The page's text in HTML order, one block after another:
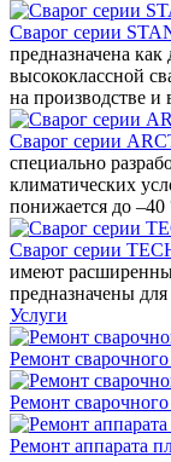
Сварог серии
предназначена
высококлассной
на производстве
Сварог серии
специально
климатических
понижается до –40
Сварог серии
имеют
предназначены
Услуги
Ремонт
Ремонт
Ремонт аппарата